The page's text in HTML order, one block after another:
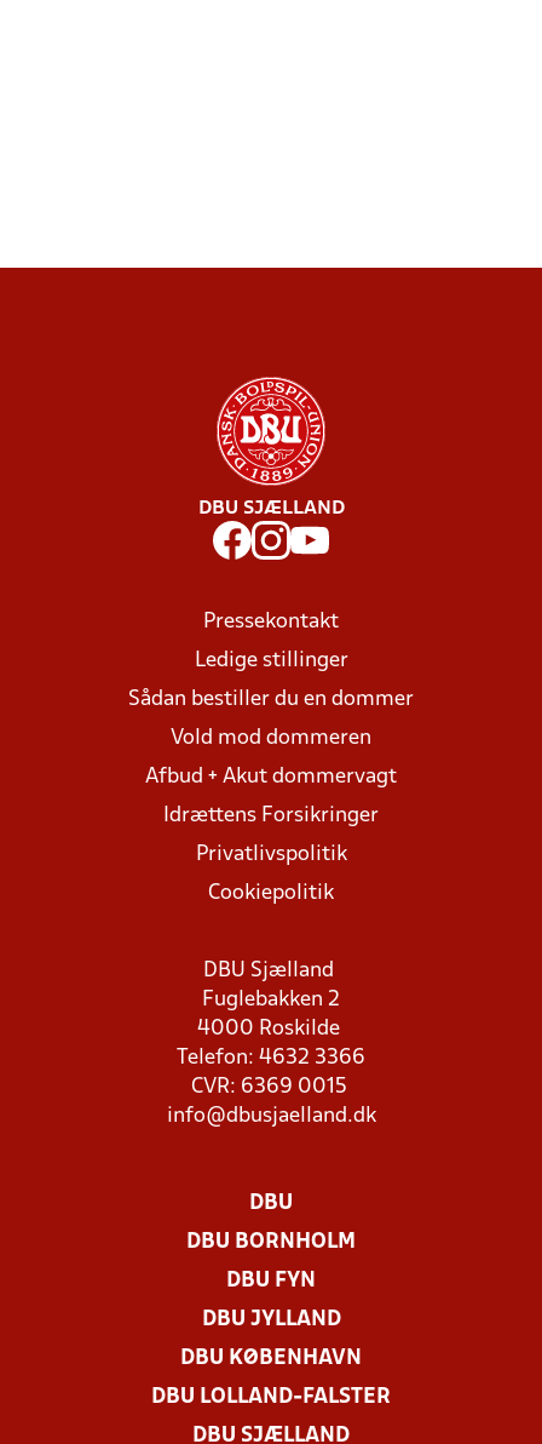
DBU SJÆLLAND
Pressekontakt
Ledige stillinger
Sådan bestiller du en dommer
Vold mod dommeren
Afbud + Akut dommervagt
Idrættens Forsikringer
Privatlivspolitik
Cookiepolitik
DBU Sjælland
Fuglebakken 2
4000 Roskilde
Telefon: 4632 3366
CVR: 6369 0015
info@dbusjaelland.dk
DBU
DBU BORNHOLM
DBU FYN
DBU JYLLAND
DBU KØBENHAVN
DBU LOLLAND-FALSTER
DBU SJÆLLAND